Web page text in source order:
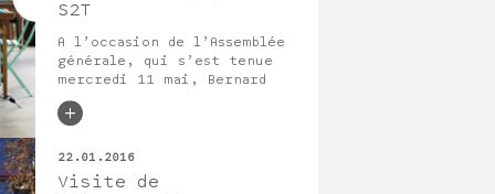
S2T
A l’occasion de l’Assemblée
générale, qui s’est tenue
mercredi 11 mai, Bernard
Boyer et Pierre Pupier ont
réorganisé la gouvernance
croissance (25% en 2015) et
de sa stratégie métier
22.01.2016
Visite de